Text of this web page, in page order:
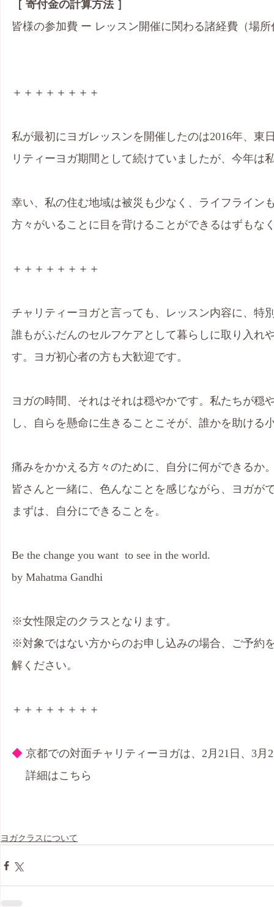
［ 寄付金の計算方法 ］
皆様の参加費 ー レッスン開催に関わる諸経費（場
＋＋＋＋＋＋＋＋
私が最初にヨガレッスンを開催したのは2016年、
リティーヨガ期間として続けていましたが、今年
幸い、私の住む地域は被災も少なく、ライフライン
方々がいることに目を背けることができるはずもな
＋＋＋＋＋＋＋＋
チャリティーヨガと言っても、レッスン内容に、特
誰もがふだんのセルフケアとして暮らしに取り入れ
す。ヨガ初心者の方も大歓迎です。
ヨガの時間、それはそれは穏やかです。私たちが穏
し、自らを懸命に生きることこそが、誰かを助ける
痛みをかかえる方々のために、自分に何ができるか
皆さんと一緒に、色んなことを感じながら、ヨガが
まずは、自分にできることを。
Be the change you want  to see in the world.
by Mahatma Gandhi
※女性限定のクラスとなります。
※対象ではない方からのお申し込みの場合、ご予約
解ください。
＋＋＋＋＋＋＋＋
◆ 京都での対面チャリティーヨガは、2月21日、3月
詳細はこちら
ヨガクラスについて